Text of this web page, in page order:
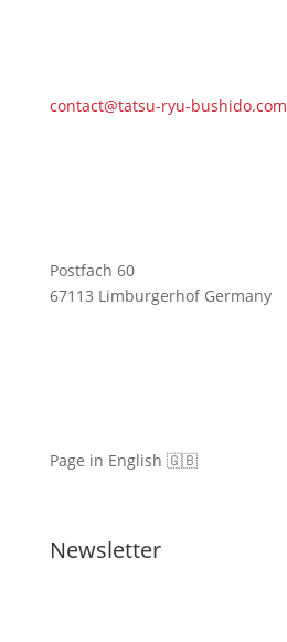
contact@tatsu-ryu-bushido.com
Postfach 60
67113 Limburgerhof Germany
Page in English 🇬🇧
Newsletter